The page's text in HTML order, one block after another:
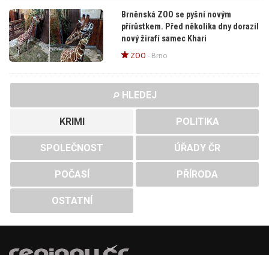
Brněnská ZOO se pyšní novým
přírůstkem. Před několika dny dorazil
nový žirafí samec Khari
ZOO - Brno
HLEDEJ
KRIMI POLITIKA
SPOLEČNOST ÚŘADY ČR
POČASÍ PŘÍRODA
OSTATNÍ